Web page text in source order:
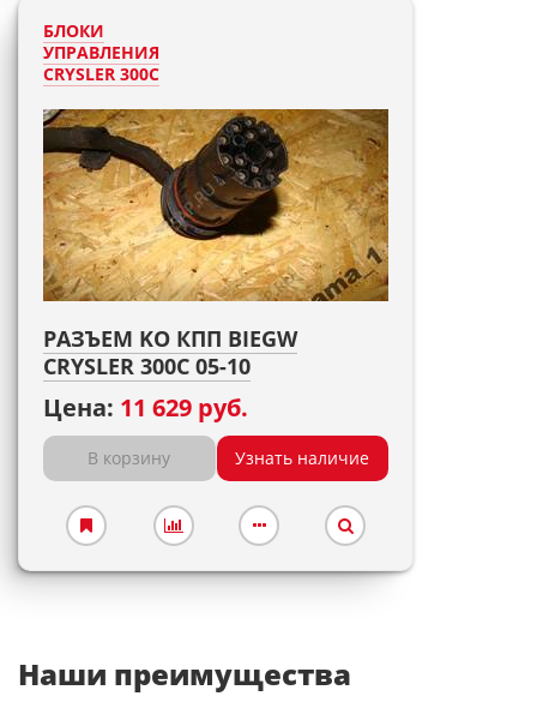
БЛОКИ
УПРАВЛЕНИЯ
CRYSLER 300C
РАЗЪЕМ KO КПП BIEGW
CRYSLER 300C 05-10
Цена: 11 629 руб.
В корзину Узнать наличие
Наши преимущества